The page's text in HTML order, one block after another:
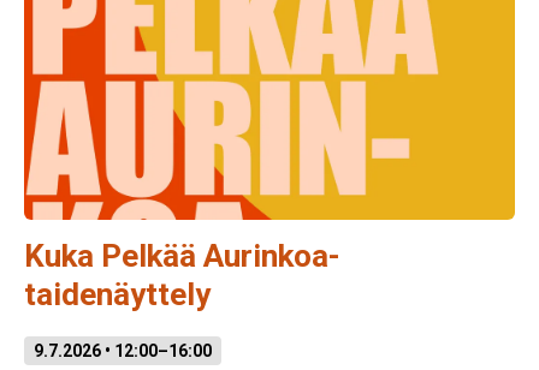
Kuka Pelkää Aurinkoa-
taidenäyttely
9.7.2026 • 12:00–16:00